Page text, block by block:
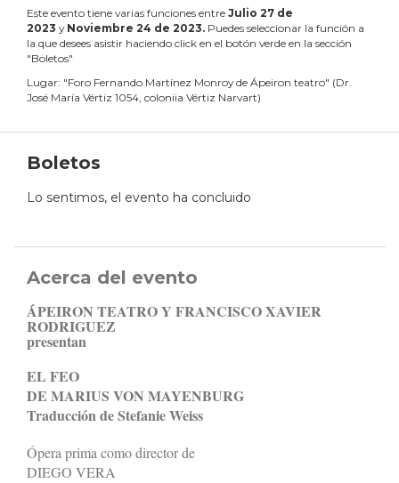
Este evento tiene varias funciones entre Julio 27 de
2023 y Noviembre 24 de 2023. Puedes seleccionar la función a
la que desees asistir haciendo click en el botón verde en la sección
"Boletos"
Lugar: "Foro Fernando Martínez Monroy de Ápeiron teatro" (Dr.
José María Vértiz 1054, coloniia Vértiz Narvart)
Boletos
Lo sentimos, el evento ha concluido
Acerca del evento
ÁPEIRON TEATRO Y FRANCISCO XAVIER
RODRIGUEZ
presentan
EL FEO
DE MARIUS VON MAYENBURG
Traducción de Stefanie Weiss
Ópera prima como director de
DIEGO VERA